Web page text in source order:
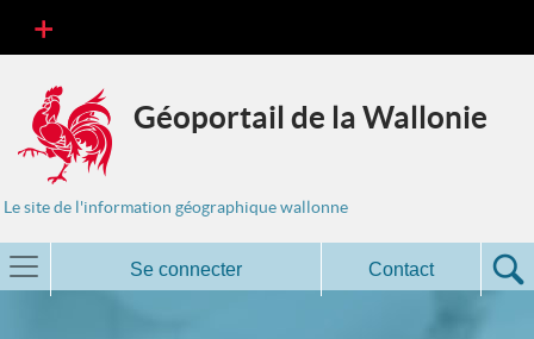
Géoportail de la Wallonie
Le site de l'information géographique wallonne
Se connecter Contact